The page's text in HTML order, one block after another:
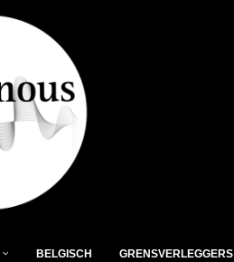
BELGISCH GRENSVERLEGGERS